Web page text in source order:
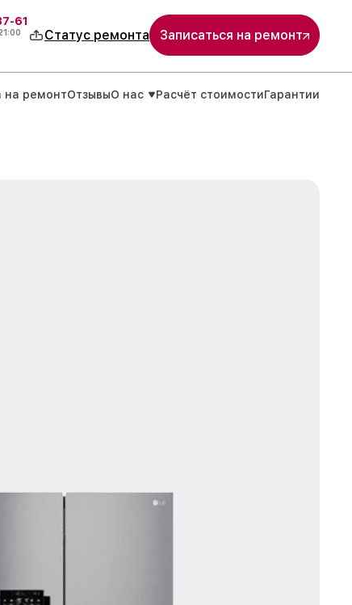
61
Статус ремонта Записаться на ремонт
на ремонтОтзывыО нас Расчёт стоимостиГарантии